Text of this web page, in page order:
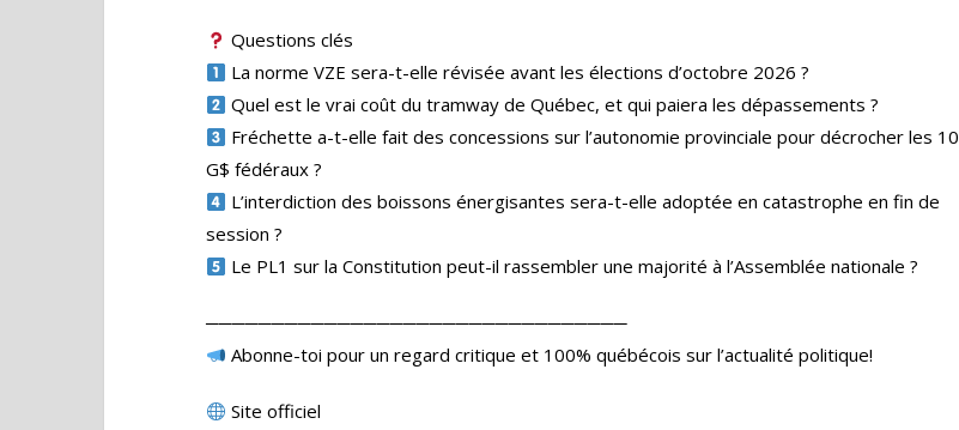
Questions clés
La norme VZE sera-t-elle révisée avant les élections d’octobre 2026 ?
Quel est le vrai coût du tramway de Québec, et qui paiera les dépassements ?
Fréchette a-t-elle fait des concessions sur l’autonomie provinciale pour décrocher les 10
G$ fédéraux ?
L’interdiction des boissons énergisantes sera-t-elle adoptée en catastrophe en fin de
session ?
Le PL1 sur la Constitution peut-il rassembler une majorité à l’Assemblée nationale ?
────────────────────────────────
Abonne-toi pour un regard critique et 100% québécois sur l’actualité politique!
Site officiel